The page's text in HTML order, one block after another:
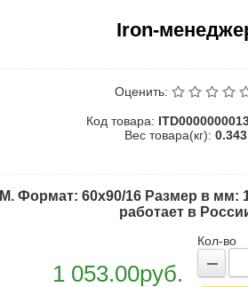
Iron-
Оценить:
Код товара:
Вес товара(кг): 0.343
Формат: 60x90/16 Размер в мм:
работает в
1 053.00руб.
Кол-во